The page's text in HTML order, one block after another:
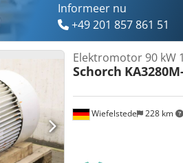
Informeer nu
+49 201 857 861 51
Wiefelstede 228 km
Elektromotor 90 kW
Schorch